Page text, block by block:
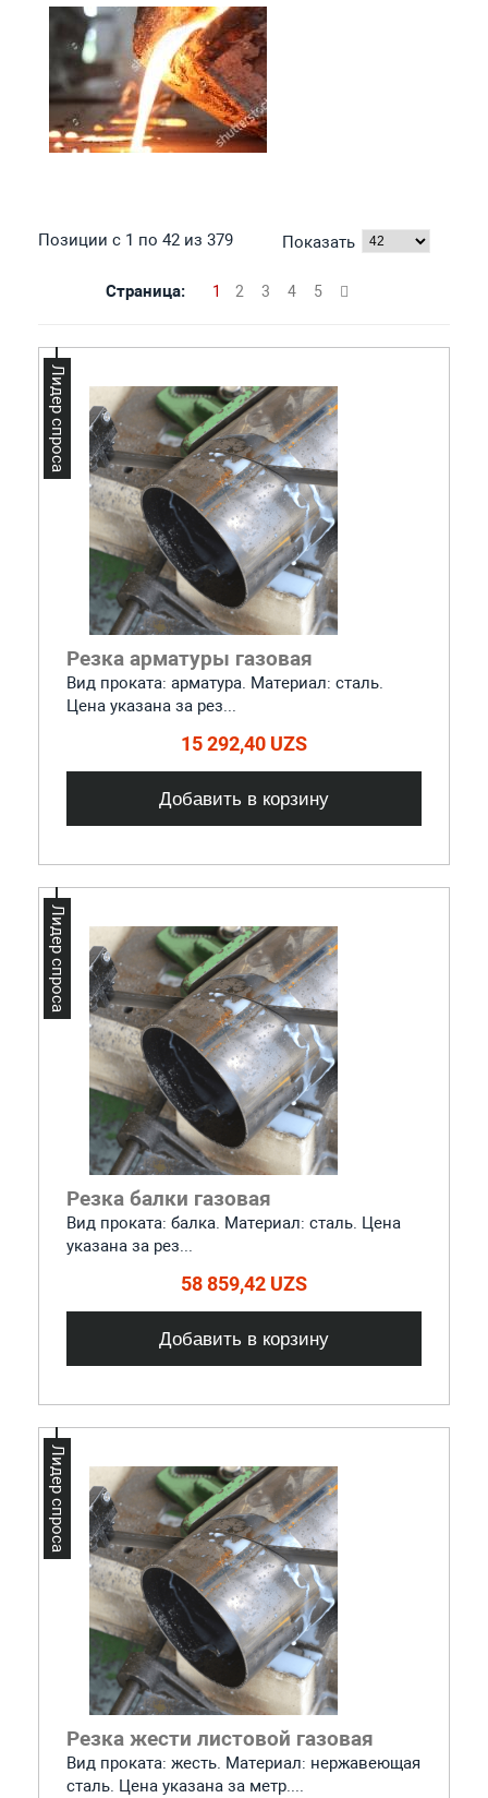
Позиции с 1 по 42 из 379 Показать
Страница: 1 2 3 4 5
Резка арматуры газовая
Вид проката: арматура. Материал: сталь.
Цена указана за рез...
15 292,40 UZS
Добавить в корзину
Лидер спроса
Резка балки газовая
Вид проката: балка. Материал: сталь. Цена
указана за рез...
58 859,42 UZS
Добавить в корзину
Лидер спроса
Резка жести листовой газовая
Вид проката: жесть. Материал: нержавеющая
сталь. Цена указана за метр....
Лидер спроса